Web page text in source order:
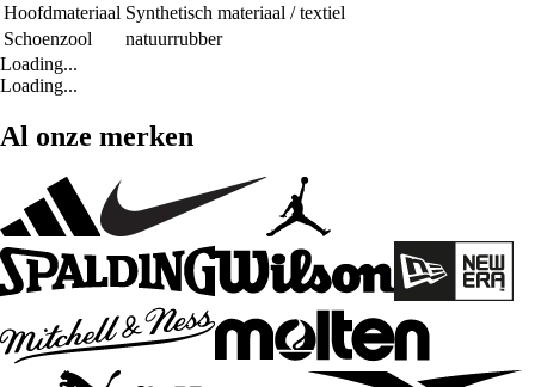
Hoofdmateriaal Synthetisch materiaal / textiel
Schoenzool
natuurrubber
Loading...
Loading...
Al onze merken